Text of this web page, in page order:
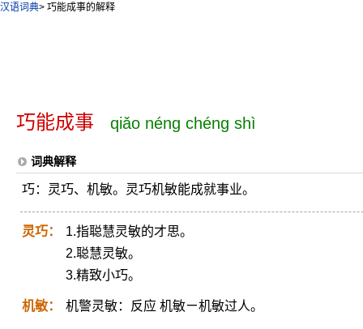
汉语词典> 巧能成事的解释
巧能成事 qiǎo néng chéng shì
词典解释
巧：灵巧、机敏。灵巧机敏能成就事业。
灵巧：
1.指聪慧灵敏的才思。
2.聪慧灵敏。
3.精致小巧。
机敏： 机警灵敏：反应 机敏ㄧ机敏过人。